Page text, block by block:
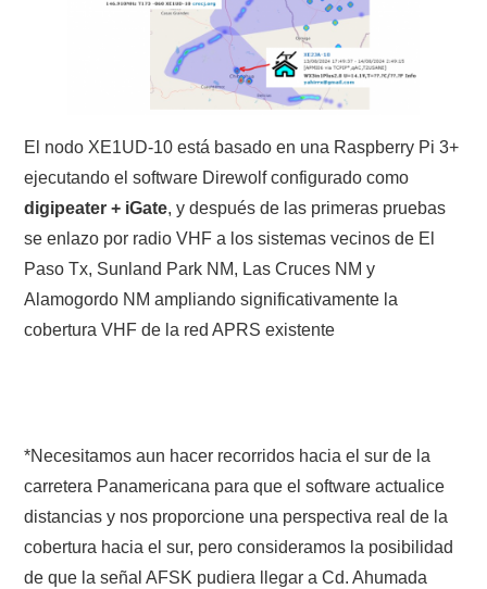
RADIOAFICIONADOS EN MEXICO
PROMOCIÓN DE LA RADIO AFICIÓN
SALÓN DE LA FAMA DEL CRECJ
SOLICITUD DE INGRESO
SOTA Y POTA
AUTENTIFICACIÓN DE MIEMBROS DEL
CRECJ
El nodo XE1UD-10 está basado en una Raspberry Pi 3+
ejecutando el software Direwolf configurado como
digipeater + iGate, y después de las primeras pruebas
se enlazo por radio VHF a los sistemas vecinos de El
Paso Tx, Sunland Park NM, Las Cruces NM y
Alamogordo NM ampliando significativamente la
cobertura VHF de la red APRS existente
*Necesitamos aun hacer recorridos hacia el sur de la
carretera Panamericana para que el software actualice
distancias y nos proporcione una perspectiva real de la
cobertura hacia el sur, pero consideramos la posibilidad
de que la señal AFSK pudiera llegar a Cd. Ahumada